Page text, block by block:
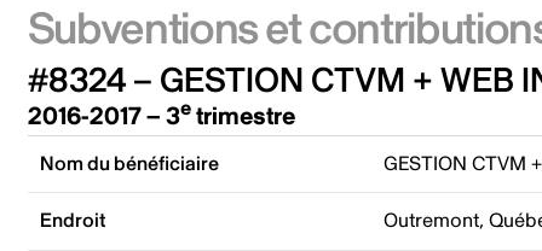
Subventions et
#8324 – GESTION CTVM + WEB
2016-2017 – 3etrimestre
Nom du bénéficiaire GESTION CTVM
Endroit Outremont,